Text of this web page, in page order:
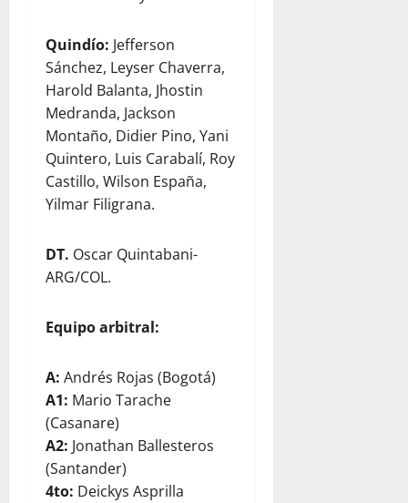
Quindío: Jefferson
Sánchez, Leyser Chaverra,
Harold Balanta, Jhostin
Medranda, Jackson
Montaño, Didier Pino, Yani
Quintero, Luis Carabalí, Roy
Castillo, Wilson España,
Yilmar Filigrana.
DT. Oscar Quintabani-
ARG/COL.
Equipo arbitral:
A: Andrés Rojas (Bogotá)
A1: Mario Tarache
(Casanare)
A2: Jonathan Ballesteros
(Santander)
4to: Deickys Asprilla